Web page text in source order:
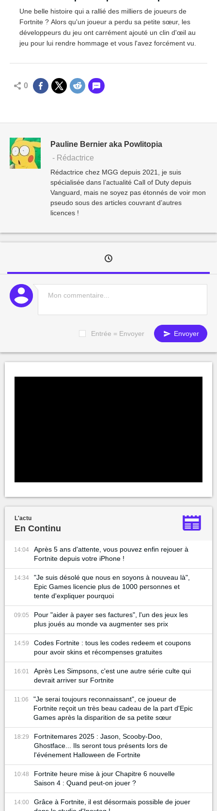
disparition de sa petite sœur
Une belle histoire qui a rallié des milliers de joueurs de
Fortnite ? Alors qu'un joueur a perdu sa petite sœur, les
développeurs du jeu ont carrément ajouté un clin d'œil au
jeu pour lui rendre hommage et vous l'avez forcément vu.
0
Pauline Bernier aka Powlitopia
- Rédactrice
Rédactrice chez MGG depuis 2021, je suis
spécialisée dans l’actualité Call of Duty depuis
Vanguard, mais ne soyez pas étonnés de voir mon
pseudo sous des articles couvrant d’autres
licences !
Entrée = Envoyer Envoyer
L'actu
En Continu
14:04
Après 5 ans d'attente, vous pouvez enfin rejouer à
Fortnite depuis votre iPhone !
14:34
"Je suis désolé que nous en soyons à nouveau là",
Epic Games licencie plus de 1000 personnes et
tente d'expliquer pourquoi
09:05
Pour "aider à payer ses factures", l'un des jeux les
plus joués au monde va augmenter ses prix
14:59
Codes Fortnite : tous les codes redeem et coupons
pour avoir skins et récompenses gratuites
16:01
Après Les Simpsons, c'est une autre série culte qui
devrait arriver sur Fortnite
11:06
"Je serai toujours reconnaissant", ce joueur de
Fortnite reçoit un très beau cadeau de la part d'Epic
Games après la disparition de sa petite sœur
18:29
Fortnitemares 2025 : Jason, Scooby-Doo,
Ghostface... Ils seront tous présents lors de
l'événement Halloween de Fortnite
10:48
Fortnite heure mise à jour Chapitre 6 nouvelle
Saison 4 : Quand peut-on jouer ?
14:00
Grâce à Fortnite, il est désormais possible de jouer